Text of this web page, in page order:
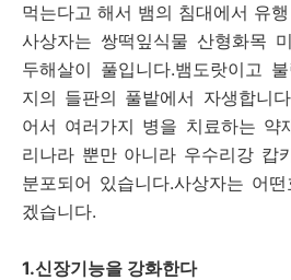
먹는다고 해서 뱀의 침대에서 유
사상자는 쌍떡잎식물 산형화목
두해살이 풀입니다.뱀도랏이고
지의 들판의 풀밭에서 자생합니
어서 여러가지 병을 치료하는 약
리나라 뿐만 아니라 우수리강 캅
분포되어 있습니다.사상자는 어
겠습니다.
1.신장기능을 강화한다